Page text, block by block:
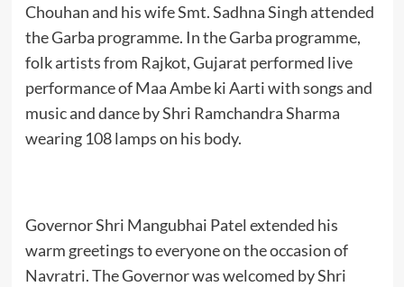
Chouhan and his wife Smt. Sadhna Singh attended
the Garba programme. In the Garba programme,
folk artists from Rajkot, Gujarat performed live
performance of Maa Ambe ki Aarti with songs and
music and dance by Shri Ramchandra Sharma
wearing 108 lamps on his body.
Governor Shri Mangubhai Patel extended his
warm greetings to everyone on the occasion of
Navratri. The Governor was welcomed by Shri